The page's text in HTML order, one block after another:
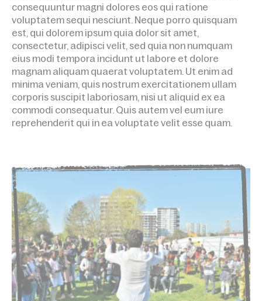
consequuntur magni dolores eos qui ratione
voluptatem sequi nesciunt. Neque porro quisquam
est, qui dolorem ipsum quia dolor sit amet,
consectetur, adipisci velit, sed quia non numquam
eius modi tempora incidunt ut labore et dolore
magnam aliquam quaerat voluptatem. Ut enim ad
minima veniam, quis nostrum exercitationem ullam
corporis suscipit laboriosam, nisi ut aliquid ex ea
commodi consequatur. Quis autem vel eum iure
reprehenderit qui in ea voluptate velit esse quam.